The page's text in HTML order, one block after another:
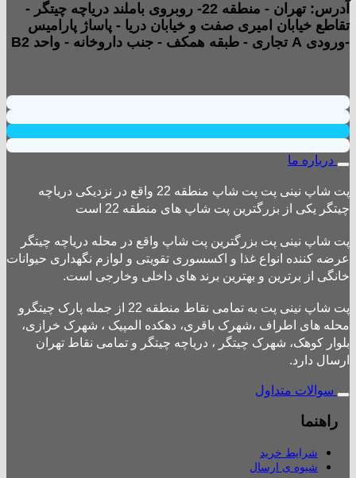
آدرس: تهران - منطقه 22- روبروی باملند دریاچه چیتگر -
تقاطع خیابان امیری صفت و خیابان دریا - پاساژ پارامیس
-ورودی A تجاری - طبقه همکف - جنب داروخانه - واحد B2
درباره ما
پت شاپ نینی پت پت شاپ منطقه 22 واقع در نزدیکی دریاچه
چیتگر یکی از بزرگترین پت شاپ های منطقه 22 است
پت شاپ نینی پت بزرگترین پت شاپ واقع در محله دریاچه چیتگر
عرضه کننده انواع غذا و اکسسوری تقویتی و لوازم نگهداری حیوانات
خانگی از برترین و بهترین برند های داخلی وخارجی است.
پت شاپ نینی پت به تمامی نقاط منطقه 22 از جمله پارک چیتگرو
محله های اطراف ،شهرک باقری، دهکده المپیک ، شهرک خرازی،
بلوار کوهک، شهرک چیتگر ، دریاچه چیتگر و تمامی نقاط تهران
ارسال دارد.
سوالات متداول
راهنما
شرایط خرید
شیوه ی ارسال